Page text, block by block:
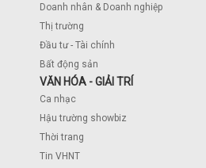
Doanh nhân & Doanh nghiệp
Thị trường
Đầu tư - Tài chính
Bất động sản
VĂN HÓA - GIẢI TRÍ
Ca nhạc
Hậu trường showbiz
Thời trang
Tin VHNT